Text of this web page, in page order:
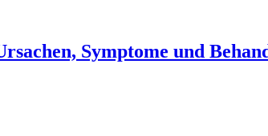
Symptome und